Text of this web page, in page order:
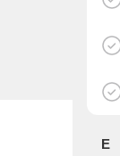
E